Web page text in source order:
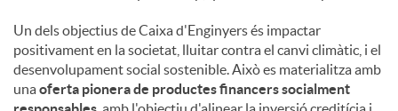
Un dels objectius de Caixa d'Enginyers és impactar
positivament en la societat, lluitar contra el canvi climàtic, i el
desenvolupament social sostenible. Això es materialitza amb
unaoferta pionera de productes financers socialment